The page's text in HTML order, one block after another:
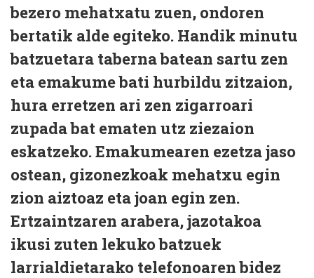
bezero mehatxatu zuen, ondoren
bertatik alde egiteko. Handik minutu
batzuetara taberna batean sartu zen
eta emakume bati hurbildu zitzaion,
hura erretzen ari zen zigarroari
zupada bat ematen utz ziezaion
eskatzeko. Emakumearen ezetza jaso
ostean, gizonezkoak mehatxu egin
zion aiztoaz eta joan egin zen.
Ertzaintzaren arabera, jazotakoa
ikusi zuten lekuko batzuek
larrialdietarako telefonoaren bidez